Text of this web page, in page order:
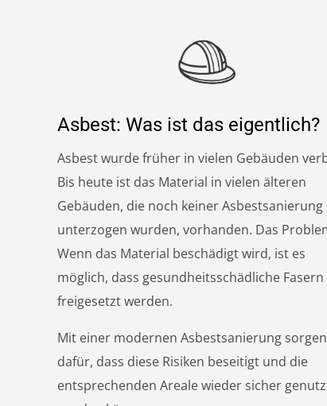
Asbest: Was ist das eigentlich?
Asbest wurde früher in vielen Gebäuden
Bis heute ist das Material in vielen älteren
Gebäuden, die noch keiner Asbestsanierung
unterzogen wurden, vorhanden. Das
Wenn das Material beschädigt wird, ist es
möglich, dass gesundheitsschädliche Fasern
freigesetzt werden.
Mit einer modernen Asbestsanierung
dafür, dass diese Risiken beseitigt und die
entsprechenden Areale wieder sicher